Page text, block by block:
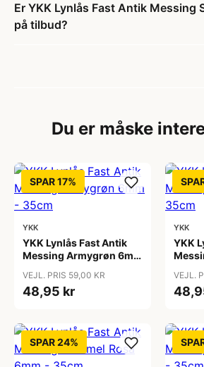
Er YKK Lynlås Fast Antik Messing
på tilbud?
Du er måske
SPAR 17%
YKK
YKK Lynlås Fast Antik
Messing Armygrøn 6mm
VEJL. PRIS 59,00 KR
48,95 kr
YKK
YKK
VEJL.
SPAR 24%